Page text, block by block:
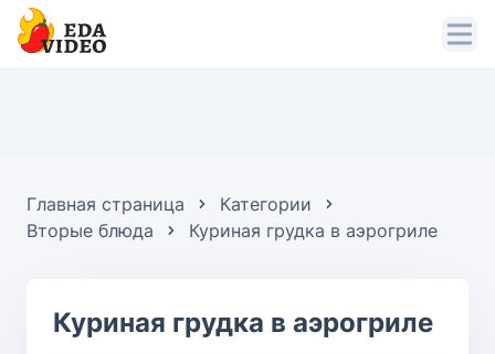
Главная страница
Категории
Вторые блюда
Куриная грудка в аэрогриле
Куриная грудка в аэрогриле